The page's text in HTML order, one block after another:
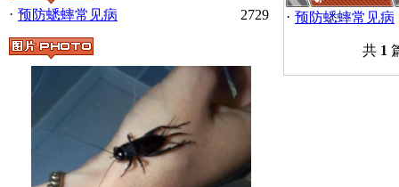
· 预防蟋蟀常见病 2729
· 预防蟋蟀常见病
共 1